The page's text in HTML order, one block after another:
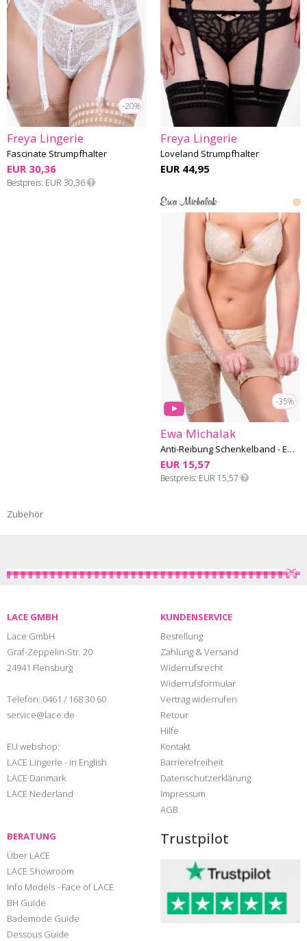
-20%
Freya Lingerie
Fascinate Strumpfhalter
EUR 30,36
Bestpreis EUR 30,36
Freya Lingerie
Loveland Strumpfhalter
EUR 44,95
-35%
Ewa Michalak
Anti-Reibung Schenkelband - Ewa Michalak 09
EUR 15,57
Bestpreis EUR 15,57
Zubehör
LACE GMBH
Lace GmbH
Graf-Zeppelin-Str. 20
24941 Flensburg
Telefon: 0461 / 168 30 60
service@lace.de
EU webshop:
LACE Lingerie - in English
LACE Danmark
LACE Nederland
KUNDENSERVICE
Bestellung
Zahlung & Versand
Widerrufsrecht
Widerrufsformular
Vertrag widerrufen
Retour
Hilfe
Kontakt
Barrierefreiheit
Datenschutzerklärung
Impressum
AGB
BERATUNG
Über LACE
LACE Showroom
Info Models - Face of LACE
BH Guide
Bademode Guide
Dessous Guide
Trustpilot